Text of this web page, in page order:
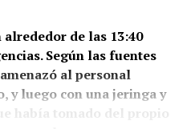
de las 13:40
Según las fuentes
al personal
y luego con una jeringa y
había tomado del propio